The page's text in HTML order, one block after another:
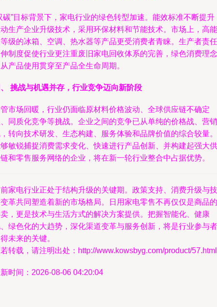
碳”目标背景下，家电行业的绿色转型加速。能效标准不断提升
生产企业升级技术，采用环保材料和节能技术。市场上，高能
级的冰箱、空调、热水器等产品更受消费者青睐。生产者责任
制度促使行业更注重废旧家电回收体系的完善，绿色消费理念
产品使用贯穿至产品全生命周期。
挑战与机遇并存，行业竞争迈向新阶段
市场回暖，行业仍面临原材料价格波动、全球供应链不确定
同质化竞争等挑战。企业之间的竞争已从单纯的价格战、营销
转向技术研发、生态构建、服务体验和品牌价值的综合较量。
敏锐捕捉消费需求变化、快速进行产品创新、并构建起强大供
和零售服务网络的企业，将在新一轮行业整合中占据优势。
家电行业正处于结构升级的关键期。政策支持、消费升级与技
革共同塑造着新的市场格局。日用家电零售不再仅仅是商品的
，更是技术与生活方式的解决方案提供。把握智能化、健康
绿色化的大趋势，深化渠道变革与服务创新，将是行业参与者
未来的关键。
转载，请注明出处：http://www.kowsbyg.com/product/57.html
时间：2026-08-06 04:20:04